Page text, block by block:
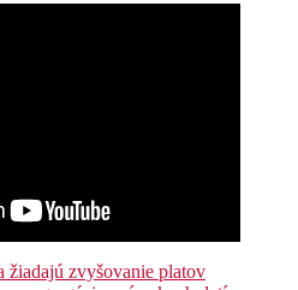
zvyšovanie platov